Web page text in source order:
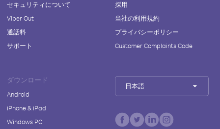
セキュリティについて
Viber Out
通話料
サポート
採用
当社の利用規約
プライバシーポリシー
Customer Complaints Code
ダウンロード
Android
iPhone & iPad
Windows PC
日本語